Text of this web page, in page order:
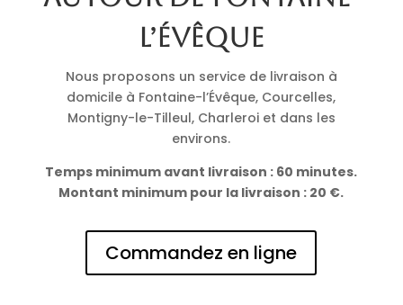
l’Évêque
Nous proposons un service de livraison à
domicile à Fontaine-l’Évêque, Courcelles,
Montigny-le-Tilleul, Charleroi et dans les
environs.
Temps minimum avant livraison : 60 minutes.
Montant minimum pour la livraison : 20 €.
Commandez en ligne